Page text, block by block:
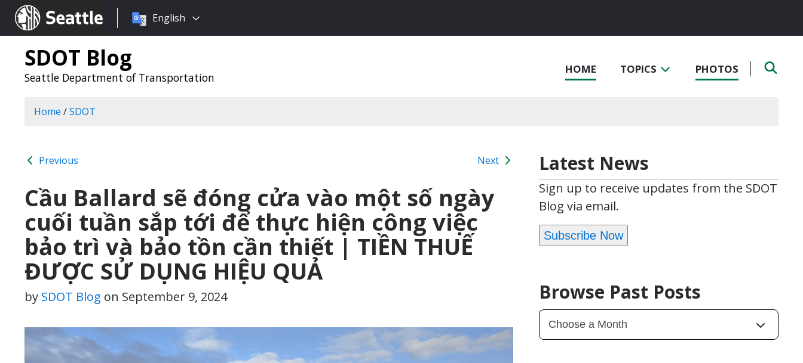
Seattle.gov
Choose
language:
English
SDOT Blog
Seattle Department of Transportation
HOME TOPICS PHOTOS
Home /SDOT
Previous Next
Cầu Ballard sẽ đóng cửa vào một số ngày
cuối tuần sắp tới để thực hiện công việc
bảo trì và bảo tồn cần thiết | TIỀN THUẾ
ĐƯỢC SỬ DỤNG HIỆU QUẢ
by SDOT Blog on September 9, 2024
Latest News
Sign up to receive updates from the SDOT
Blog via email.
Subscribe Now
Browse Past Posts